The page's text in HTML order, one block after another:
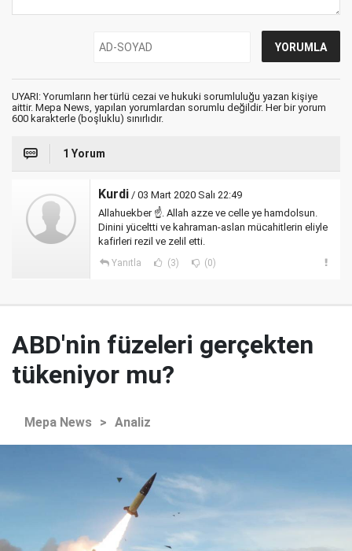
UYARI: Yorumların her türlü cezai ve hukuki sorumluluğu yazan kişiye
aittir. Mepa News, yapılan yorumlardan sorumlu değildir. Her bir yorum
600 karakterle (boşluklu) sınırlıdır.
1 Yorum
Kurdi / 03 Mart 2020 Salı 22:49
Allahuekber ☝️. Allah azze ve celle ye hamdolsun.
Dinini yüceltti ve kahraman-aslan mücahitlerin eliyle
kafirleri rezil ve zelil etti.
Yanıtla (3) (0)
ABD'nin füzeleri gerçekten
tükeniyor mu?
Mepa News > Analiz